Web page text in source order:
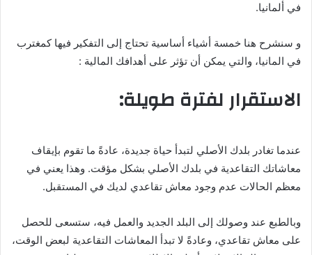
في ألمانيا.
و سنشرح هنا خمسة أشياء أساسية تحتاج إلى التفكير فيها كمغترب
في المانيا، والتي يمكن أن تؤثر على أهدافك المالية :
الاستقرار لفترة طويلة:
عندما تغادر بلدك الأصلي لتبدأ حياة جديدة، عادةً ما تقوم بإيقاف
معاشاتك التقاعدية في بلدك الأصلي بشكل مؤقت. وهذا يعني في
معظم الحالات عدم وجود معاش تقاعدي لديك في المستقبل.
وبالطبع عند وصولك إلى البلد الجديد والعمل فيه، ستسعى للحصل
على معاش تقاعدي، وعادةً لا تبدأ المعاشات التقاعدية لبعض الوقت،